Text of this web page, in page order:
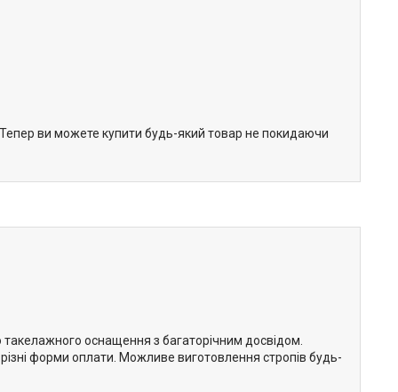
Тепер ви можете купити будь-який товар не покидаючи
такелажного оснащення з багаторічним досвідом.
форми оплати. Можливе виготовлення стропів будь-